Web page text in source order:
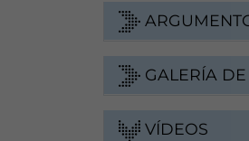
GALERÍA
VÍDEOS